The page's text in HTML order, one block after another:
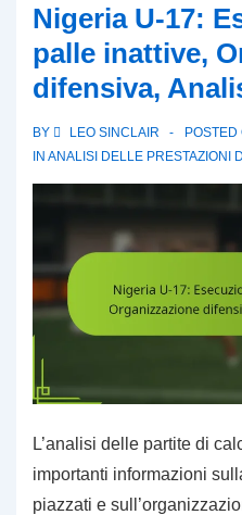
dei
portieri,
Linea
Strategie
Nigeria U-17:
palle inattive,
difensiva,
BY LEO SINCLAIR POSTED
IN ANALISI DELLE PRESTAZIONI
L’analisi delle partite di
importanti informazioni
piazzati e